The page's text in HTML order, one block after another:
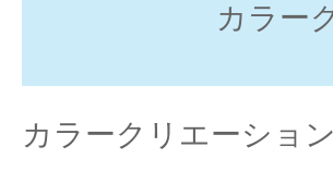
カラー
カラークリエーショ